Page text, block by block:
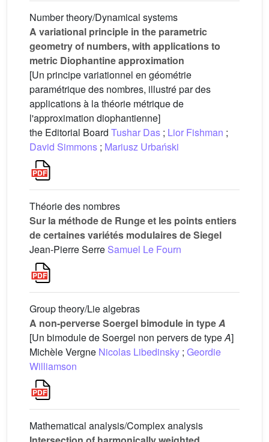
Number theory/Dynamical systems
A variational principle in the parametric
geometry of numbers, with applications to
metric Diophantine approximation
[Un principe variationnel en géométrie
paramétrique des nombres, illustré par des
applications à la théorie métrique de
l'approximation diophantienne]
the Editorial Board Tushar Das ; Lior Fishman ;
David Simmons ; Mariusz Urbański
Théorie des nombres
Sur la méthode de Runge et les points entiers
de certaines variétés modulaires de Siegel
Jean-Pierre Serre Samuel Le Fourn
Group theory/Lie algebras
A non-perverse Soergel bimodule in typeA
[Un bimodule de Soergel non pervers de typeA]
Michèle Vergne Nicolas Libedinsky ; Geordie
Williamson
Mathematical analysis/Complex analysis